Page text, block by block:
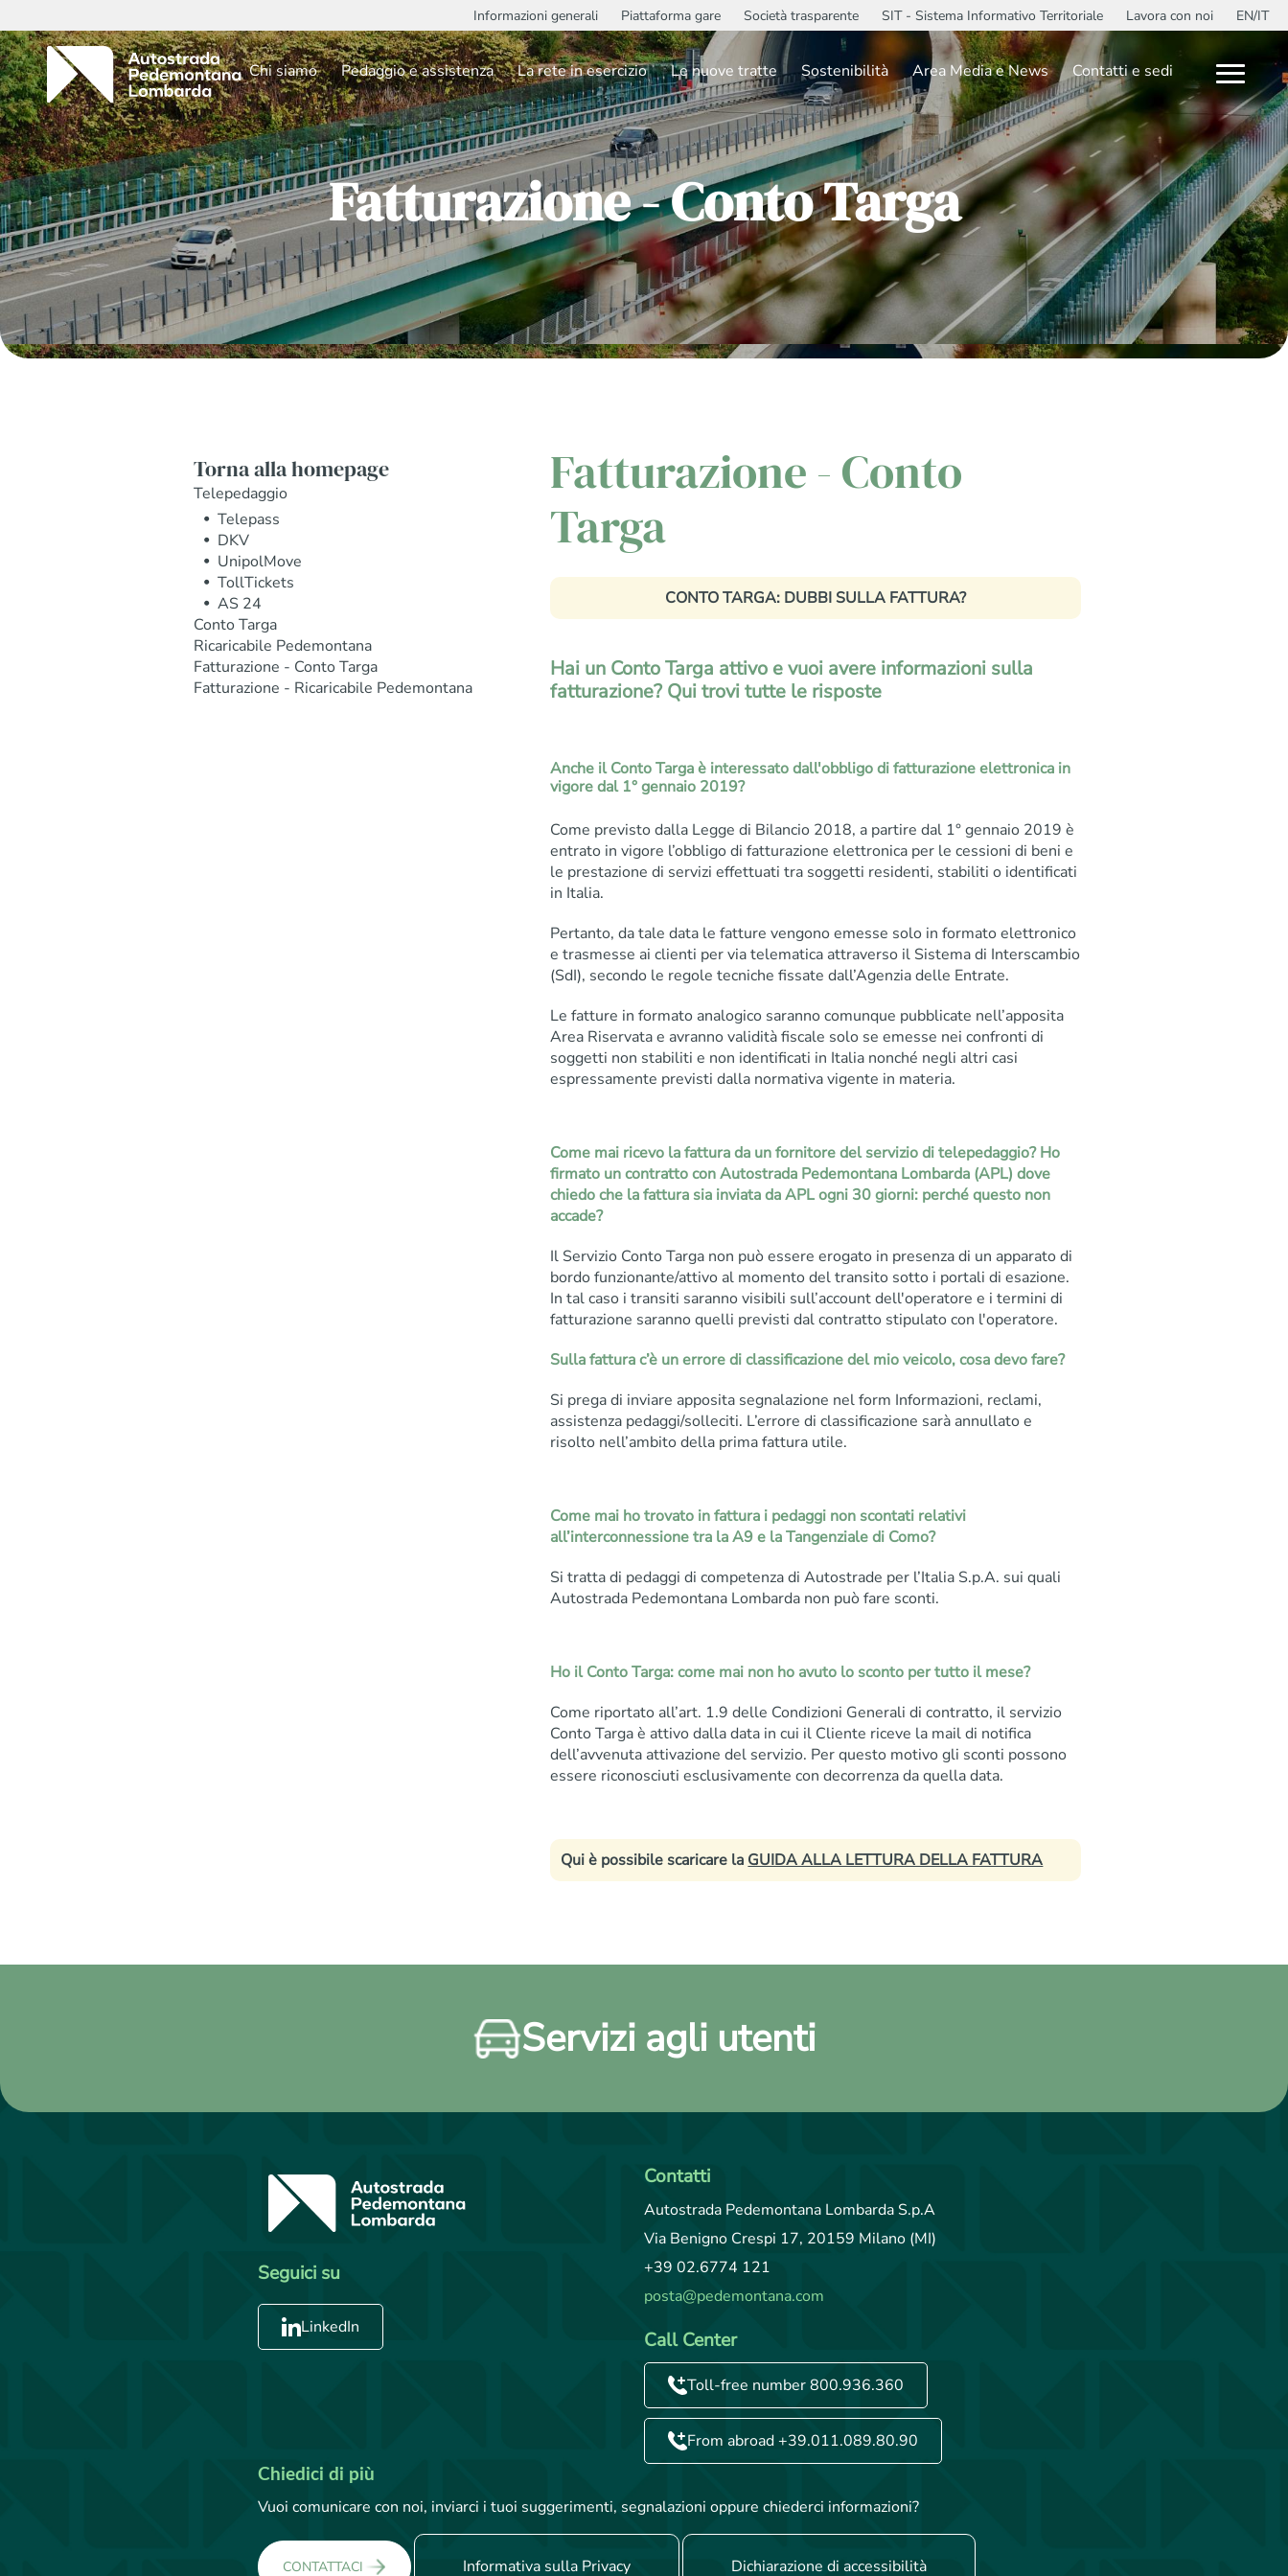
Informazioni generali Piattaforma gare Società trasparente SIT - Sistema Informativo Territoriale Lavora con noi EN/IT
Chi siamo Pedaggio e assistenza La rete in esercizio Le nuove tratte Sostenibilità Area Media e News Contatti e sedi
Fatturazione - Conto Targa
Torna alla homepage
Telepedaggio
Telepass
DKV
UnipolMove
TollTickets
AS 24
Conto Targa
Ricaricabile Pedemontana
Fatturazione - Conto Targa
Fatturazione - Ricaricabile Pedemontana
Fatturazione - Conto
Targa
CONTO TARGA: DUBBI SULLA FATTURA?
Hai un Conto Targa attivo e vuoi avere informazioni sulla
fatturazione? Qui trovi tutte le risposte
Anche il Conto Targa è interessato dall'obbligo di fatturazione elettronica in
vigore dal 1° gennaio 2019?
Come previsto dalla Legge di Bilancio 2018, a partire dal 1° gennaio 2019 è
entrato in vigore l’obbligo di fatturazione elettronica per le cessioni di beni e
le prestazione di servizi effettuati tra soggetti residenti, stabiliti o identificati
in Italia.
Pertanto, da tale data le fatture vengono emesse solo in formato elettronico
e trasmesse ai clienti per via telematica attraverso il Sistema di Interscambio
(SdI), secondo le regole tecniche fissate dall’Agenzia delle Entrate.
Le fatture in formato analogico saranno comunque pubblicate nell’apposita
Area Riservata e avranno validità fiscale solo se emesse nei confronti di
soggetti non stabiliti e non identificati in Italia nonché negli altri casi
espressamente previsti dalla normativa vigente in materia.
Come mai ricevo la fattura da un fornitore del servizio di telepedaggio? Ho
firmato un contratto con Autostrada Pedemontana Lombarda (APL) dove
chiedo che la fattura sia inviata da APL ogni 30 giorni: perché questo non
accade?
Il Servizio Conto Targa non può essere erogato in presenza di un apparato di
bordo funzionante/attivo al momento del transito sotto i portali di esazione.
In tal caso i transiti saranno visibili sull’account dell'operatore e i termini di
fatturazione saranno quelli previsti dal contratto stipulato con l'operatore.
Sulla fattura c’è un errore di classificazione del mio veicolo, cosa devo fare?
Si prega di inviare apposita segnalazione nel form Informazioni, reclami,
assistenza pedaggi/solleciti. L’errore di classificazione sarà annullato e
risolto nell’ambito della prima fattura utile.
Come mai ho trovato in fattura i pedaggi non scontati relativi
all’interconnessione tra la A9 e la Tangenziale di Como?
Si tratta di pedaggi di competenza di Autostrade per l’Italia S.p.A. sui quali
Autostrada Pedemontana Lombarda non può fare sconti.
Ho il Conto Targa: come mai non ho avuto lo sconto per tutto il mese?
Come riportato all’art. 1.9 delle Condizioni Generali di contratto, il servizio
Conto Targa è attivo dalla data in cui il Cliente riceve la mail di notifica
dell’avvenuta attivazione del servizio. Per questo motivo gli sconti possono
essere riconosciuti esclusivamente con decorrenza da quella data.
Qui è possibile scaricare la GUIDA ALLA LETTURA DELLA FATTURA
Servizi agli utenti
Seguici su
LinkedIn
Contatti
Autostrada Pedemontana Lombarda S.p.A
Via Benigno Crespi 17, 20159 Milano (MI)
+39 02.6774 121
posta@pedemontana.com
Call Center
Toll-free number 800.936.360
From abroad +39.011.089.80.90
Chiedici di più
Vuoi comunicare con noi, inviarci i tuoi suggerimenti, segnalazioni oppure chiederci informazioni?
CONTATTACI Informativa sulla Privacy Dichiarazione di accessibilità